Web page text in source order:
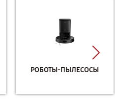
РОБОТЫ-ПЫЛЕСОСЫ